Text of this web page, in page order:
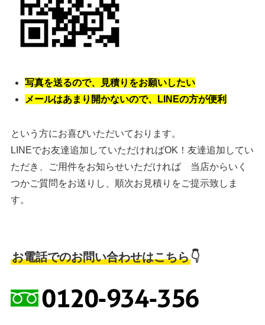
写真を送るので、見積りをお願いしたい
メールはあまり開かないので、LINEの方が便利
という方にお喜びいただいております。
LINEでお友達追加していただければOK！友達追加してい
ただき、ご用件をお知らせいただければ 当店からいく
つかご質問をお送りし、順次お見積りをご提示致しま
す。
お電話でのお問い合わせはこちら👇